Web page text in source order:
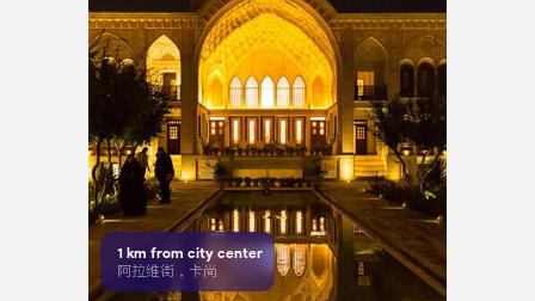
1 km from city center
阿拉维街，卡尚